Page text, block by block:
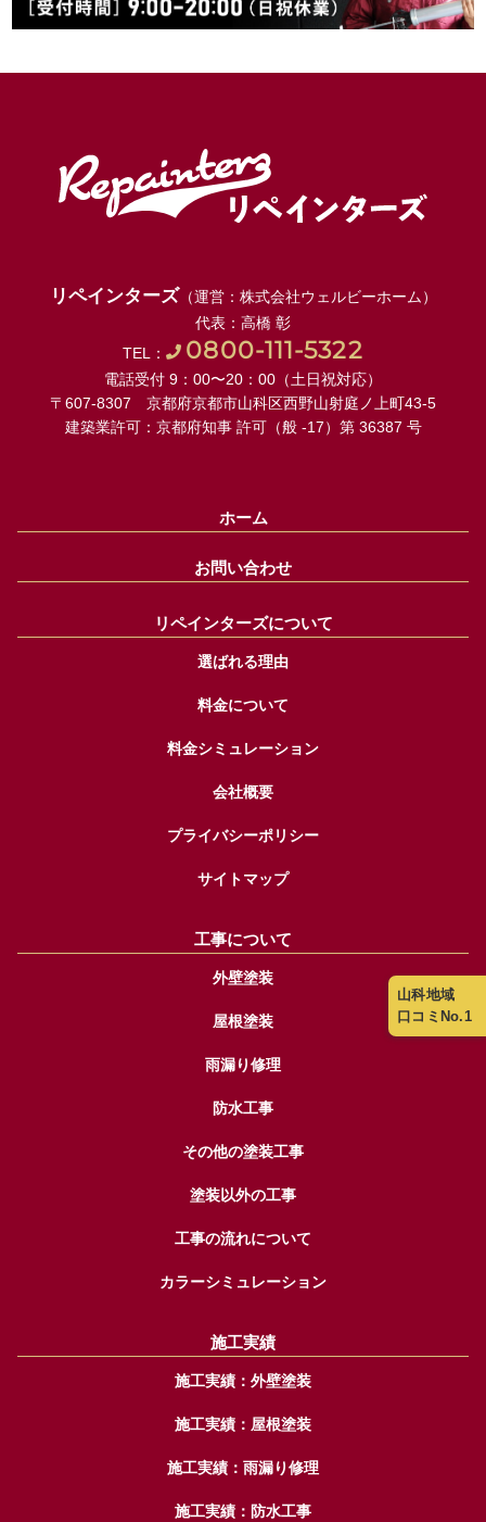
山科地域
口コミNo.1
リペインターズ（運営：株式会社ウェルビーホーム）
代表：高橋 彰
TEL：
0800-111-5322
電話受付 9：00〜20：00（土日祝対応）
〒607-8307 京都府京都市山科区西野山射庭ノ上町43-5
建築業許可：京都府知事 許可（般 -17）第 36387 号
ホーム
お問い合わせ
リペインターズについて
選ばれる理由
料金について
料金シミュレーション
会社概要
プライバシーポリシー
サイトマップ
工事について
外壁塗装
屋根塗装
雨漏り修理
防水工事
その他の塗装工事
塗装以外の工事
工事の流れについて
カラーシミュレーション
施工実績
施工実績：外壁塗装
施工実績：屋根塗装
施工実績：雨漏り修理
施工実績：防水工事